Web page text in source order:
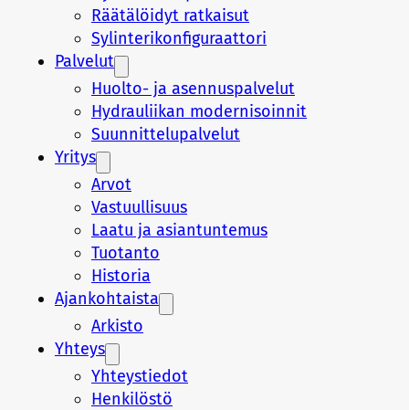
Räätälöidyt ratkaisut
Sylinterikonfiguraattori
Palvelut
Huolto- ja asennuspalvelut
Hydrauliikan modernisoinnit
Suunnittelupalvelut
Yritys
Arvot
Vastuullisuus
Laatu ja asiantuntemus
Tuotanto
Historia
Ajankohtaista
Arkisto
Yhteys
Yhteystiedot
Henkilöstö